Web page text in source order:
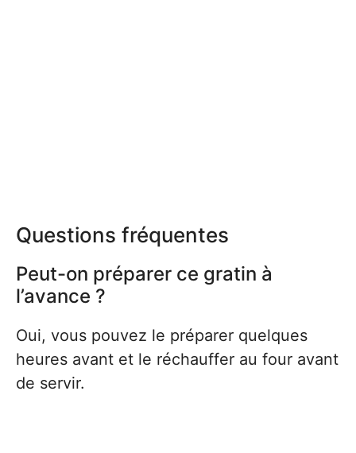
Questions fréquentes
Peut-on préparer ce gratin à
l’avance ?
Oui, vous pouvez le préparer quelques
heures avant et le réchauffer au four avant
de servir.